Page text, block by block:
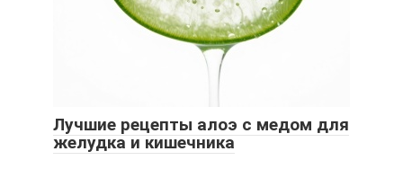
Лучшие рецепты алоэ с медом для
желудка и кишечника